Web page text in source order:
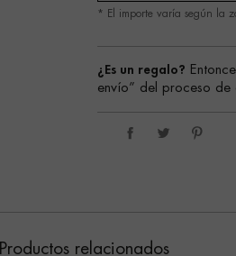
* El importe varía según la
¿Es un regalo?
envío” del proceso de
Productos relacionados